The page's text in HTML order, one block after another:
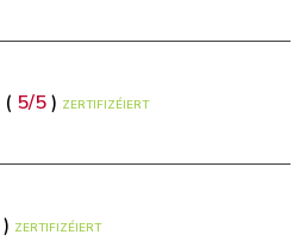
( 5/5) ZERTIFIZÉIERT
) ZERTIFIZÉIERT